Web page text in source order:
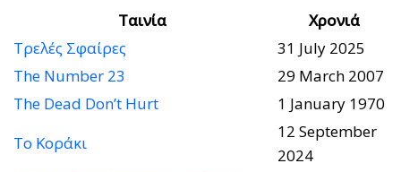
Ταινία
Χρονιά
Τρελές Σφαίρες
31 July 2025
The Number 23
29 March 2007
The Dead Don’t Hurt
1 January 1970
Το Κοράκι
12 September
2024